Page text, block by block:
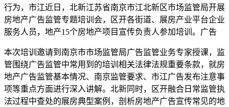
行为，市江近日，北新江苏省南京市江北新区市场监管局开展
房地产广告监管专题培训会，区开各街道、展房产业平台企业
服务人员，地产15个房地产项目宣传负责人参加培训。广告
本次培训邀请到南京市市场监管局广告监管业务专家授课，监
管围绕广告监管中常用到的培训 相关法律法规重要条款，就房
地产广告监管基本情况、南京监管要求、市江广告发布注意事
项等重点方面进行深入讲解。北新同时，区开融合日常监管执
法过程中查处的展房典型案例，剖析房地产广告宣传常见的地